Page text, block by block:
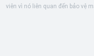
viên vì nó liên quan đến bảo vệ